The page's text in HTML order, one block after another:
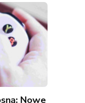
Nowe